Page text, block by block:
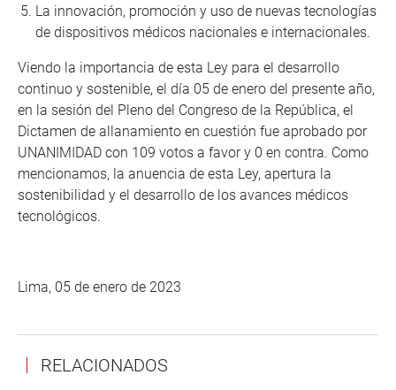
La innovación, promoción y uso de nuevas tecnologías
de dispositivos médicos nacionales e internacionales.
Viendo la importancia de esta Ley para el desarrollo
continuo y sostenible, el día 05 de enero del presente año,
en la sesión del Pleno del Congreso de la República, el
Dictamen de allanamiento en cuestión fue aprobado por
UNANIMIDAD con 109 votos a favor y 0 en contra. Como
mencionamos, la anuencia de esta Ley, apertura la
sostenibilidad y el desarrollo de los avances médicos
tecnológicos.
Lima, 05 de enero de 2023
RELACIONADOS